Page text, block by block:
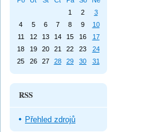
1
2
3
4
5 6 7 8 9
10
11
12 13 14 15 16
17
18
19 20 21 22 23
24
25
26 27 28 29 30 31
RSS
Přehled zdrojů